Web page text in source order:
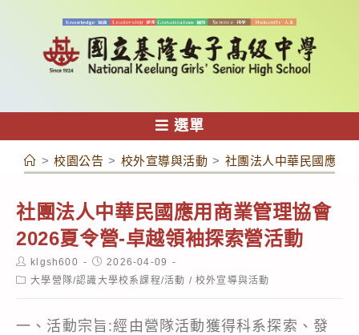
容
選單
> 校園公告 > 校外宣導與活動 > 社團法人中華民國應用
社團法人中華民國應用商業管理協會
2026夏令營-卓越領袖探索營活動
Post
author:
klgsh600
Post
published:
2026-04-09
Post大學營隊/認識大學校系課程/活動 / 校外宣導與活動
一、活動宗旨:經由營隊活動獲得科系探索、發